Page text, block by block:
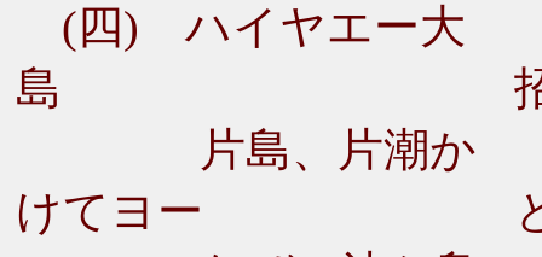
(四) ハイヤエー大
島
片島、片潮か
けてヨー